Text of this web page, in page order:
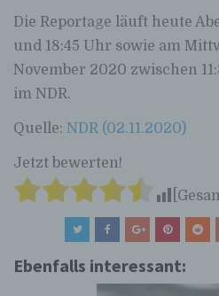
Die Reportage läuft heute
und 18:45 Uhr sowie am
November 2020 zwischen
im NDR.
Quelle: NDR (02.11.2020)
Jetzt bewerten!
Ebenfalls interessant: